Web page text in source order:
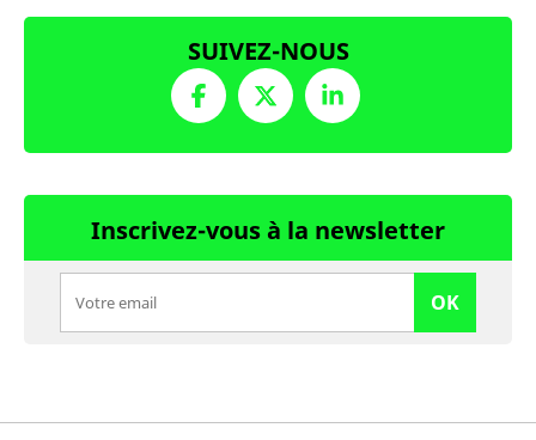
SUIVEZ-NOUS
Inscrivez-vous à la newsletter
OK